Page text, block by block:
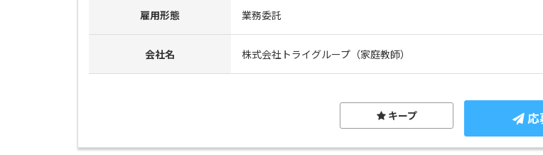
雇用形態 業務委託
会社名 株式会社トライグループ（家庭教師）
応
キープ